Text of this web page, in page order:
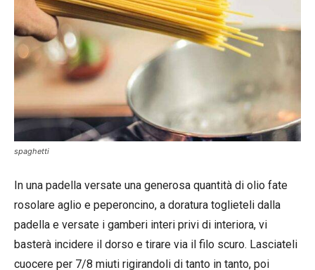
spaghetti
In una padella versate una generosa quantità di olio fate
rosolare aglio e peperoncino, a doratura toglieteli dalla
padella e versate i gamberi interi privi di interiora, vi
basterà incidere il dorso e tirare via il filo scuro. Lasciateli
cuocere per 7/8 miuti rigirandoli di tanto in tanto, poi